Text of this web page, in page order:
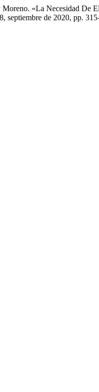
«La Necesidad De
septiembre de 2020, pp.